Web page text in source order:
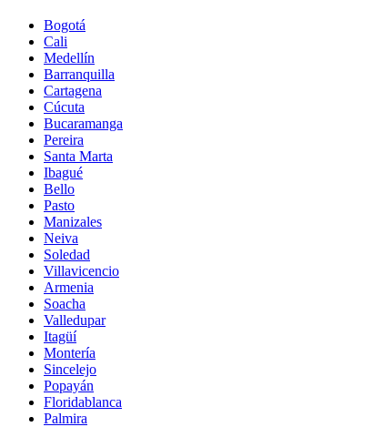
Bogotá
Cali
Medellín
Barranquilla
Cartagena
Cúcuta
Bucaramanga
Pereira
Santa Marta
Ibagué
Bello
Pasto
Manizales
Neiva
Soledad
Villavicencio
Armenia
Soacha
Valledupar
Itagüí
Montería
Sincelejo
Popayán
Floridablanca
Palmira